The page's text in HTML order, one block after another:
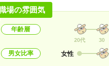
場の雰囲気
年齢層
20代 30
男女比率 女性